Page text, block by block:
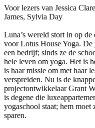
Voor lezers van Jessica
James, Sylvia Day
Luna’s wereld stort in op
voor Lotus House Yoga.
een bedrijf; sinds ze de
hele leven om yoga. Het is
is haar missie om met haar
verspreiden. Nu is de
projectontwikkelaar Grant
is degene die
yogaschool staat; hem moet
sparen.